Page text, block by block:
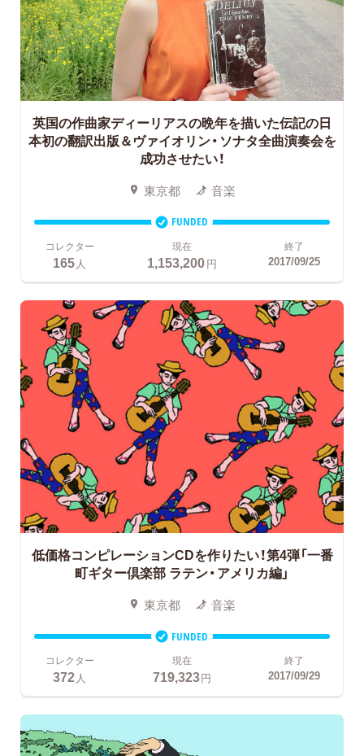
英国の作曲家ディーリアスの晩年を描いた伝記の日
本初の翻訳出版＆ヴァイオリン・ソナタ全曲演奏会を
成功させたい！
東京都 音楽
FUNDED
コレクター
165 人
現在
1,153,200円
終了
2017/09/25
低価格コンピレーションCDを作りたい！第4弾「一番
町ギター倶楽部 ラテン・アメリカ編」
東京都 音楽
FUNDED
コレクター
372人
現在
719,323円
終了
2017/09/29